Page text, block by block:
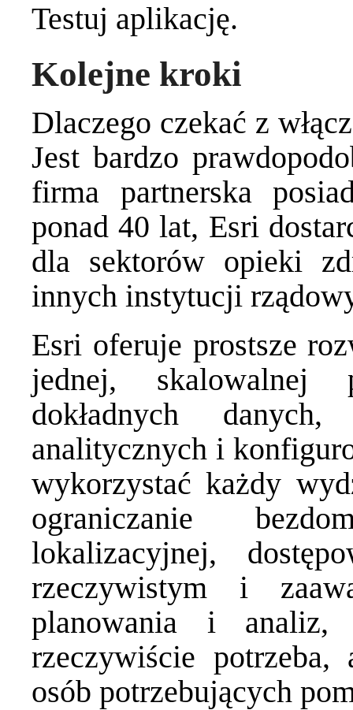
Testuj aplikację.
Kolejne kroki
Dlaczego czekać z
Jest bardzo
firma partnerska
ponad 40 lat, Esri
dla sektorów opieki
innych instytucji
Esri oferuje prostsze
jednej, skalowalnej
dokładnych danych,
analitycznych i
wykorzystać każdy
ograniczanie
lokalizacyjnej,
rzeczywistym i
planowania i analiz,
rzeczywiście
osób potrzebujących